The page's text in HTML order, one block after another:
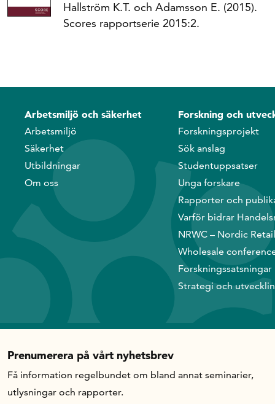
Hallström K.T. och Adamsson E. (2015).
Scores rapportserie 2015:2.
Arbetsmiljö och säkerhet
Arbetsmiljö
Säkerhet
Utbildningar
Om oss
Forskning och
Forskningsprojekt
Sök anslag
Studentuppsatser
Unga forskare
Rapporter och
Varför bidrar
NRWC – Nordic
Wholesale
Forskningssatsningar
Strategi och
Prenumerera på vårt nyhetsbrev
Få information regelbundet om bland annat seminarier,
utlysningar och rapporter.